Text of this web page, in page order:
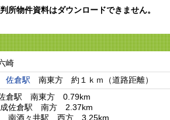
所物件資料はダウンロードできません。
崎
佐倉駅 南東方　約１ｋｍ（道路距離）
倉駅　南東方　0.79km